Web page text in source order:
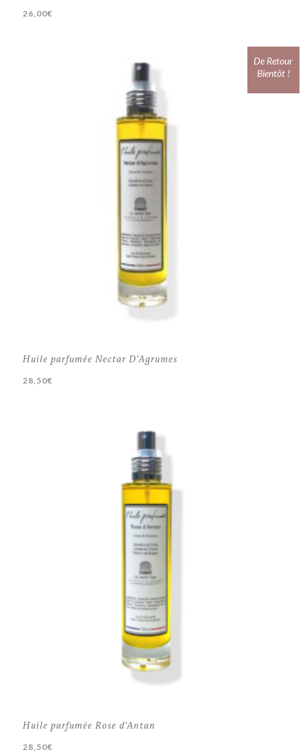
26,00€
De Retour
Bientôt !
Huile parfumée Nectar D’Agrumes
28,50€
Huile parfumée Rose d’Antan
28,50€